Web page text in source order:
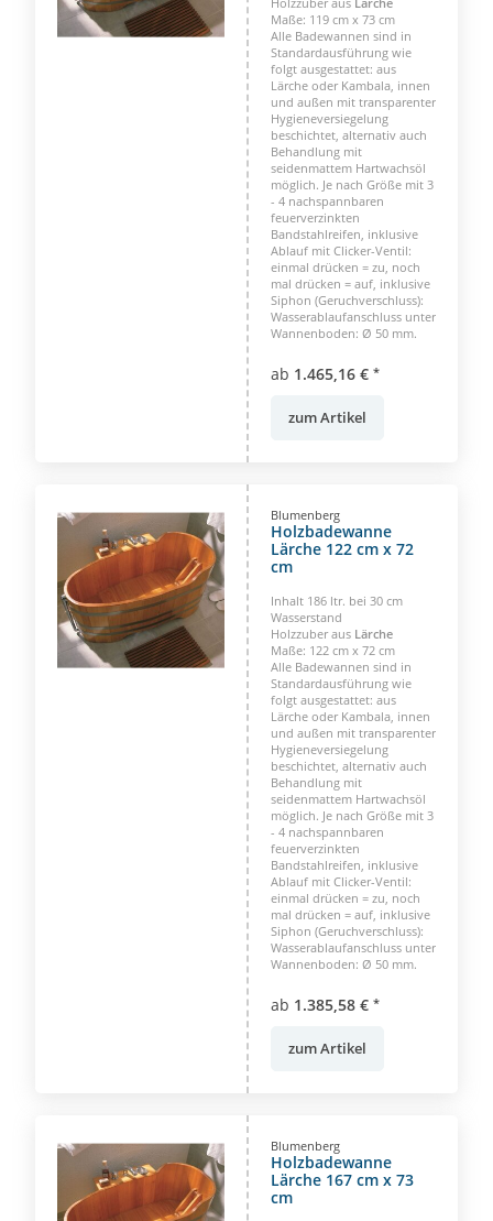
Maße: 119 cm x 73 cm
Alle Badewannen sind in
Standardausführung wie
folgt ausgestattet: aus
Lärche oder Kambala, innen
und außen mit transparenter
Hygieneversiegelung
beschichtet, alternativ auch
Behandlung mit
seidenmattem Hartwachsöl
möglich. Je nach Größe mit 3
- 4 nachspannbaren
feuerverzinkten
Bandstahlreifen, inklusive
Ablauf mit Clicker-Ventil:
einmal drücken = zu, noch
mal drücken = auf, inklusive
Siphon (Geruchverschluss):
Wasserablaufanschluss unter
Wannenboden: Ø 50 mm.
ab 1.465,16 € *
zum Artikel
Blumenberg
Holzbadewanne
Lärche 122 cm x 72
cm
Inhalt 186 ltr. bei 30 cm
Wasserstand
Holzzuber aus Lärche
Maße: 122 cm x 72 cm
Alle Badewannen sind in
Standardausführung wie
folgt ausgestattet: aus
Lärche oder Kambala, innen
und außen mit transparenter
Hygieneversiegelung
beschichtet, alternativ auch
Behandlung mit
seidenmattem Hartwachsöl
möglich. Je nach Größe mit 3
- 4 nachspannbaren
feuerverzinkten
Bandstahlreifen, inklusive
Ablauf mit Clicker-Ventil:
einmal drücken = zu, noch
mal drücken = auf, inklusive
Siphon (Geruchverschluss):
Wasserablaufanschluss unter
Wannenboden: Ø 50 mm.
ab 1.385,58 € *
zum Artikel
Blumenberg
Holzbadewanne
Lärche 167 cm x 73
cm